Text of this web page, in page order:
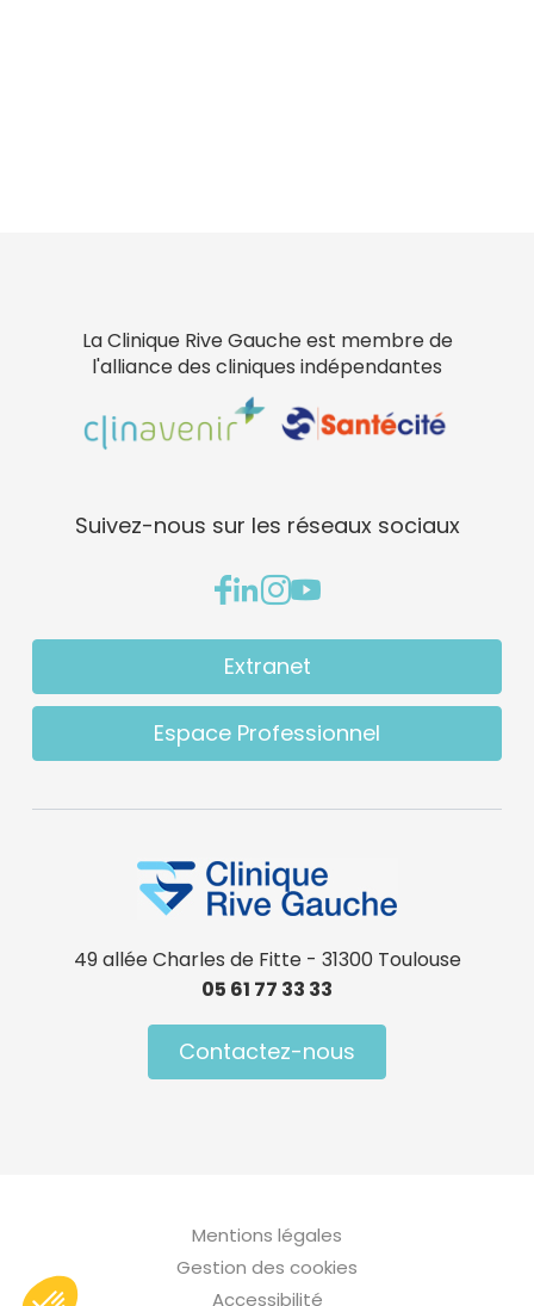
La Clinique Rive Gauche est membre de
l'alliance des cliniques indépendantes
Suivez-nous sur les réseaux sociaux
Extranet
Espace Professionnel
49 allée Charles de Fitte - 31300 Toulouse
05 61 77 33 33
Contactez-nous
Mentions légales
Gestion des cookies
Accessibilité